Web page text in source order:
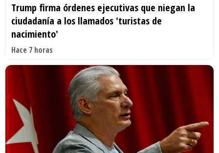
Trump firma órdenes ejecutivas que niegan la
ciudadanía a los llamados 'turistas de
nacimiento'
Hace 7 horas